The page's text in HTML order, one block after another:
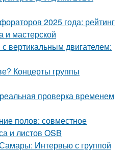
2025 года: рейтинг
и мастерской
вертикальным двигателем:
Концерты группы
проверка временем
полов: совместное
и листов OSB
Интервью с группой